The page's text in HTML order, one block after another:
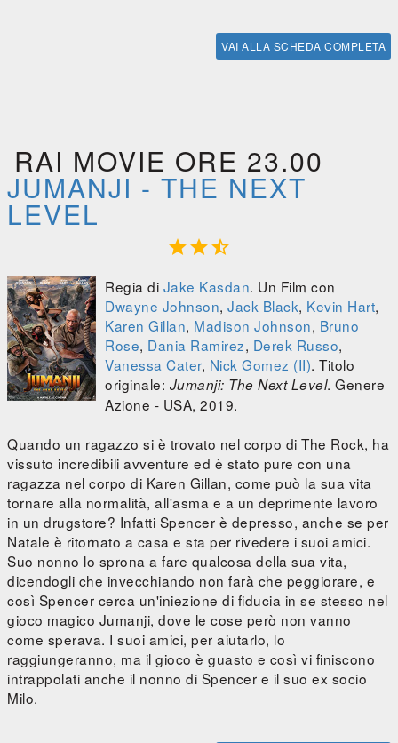
VAI ALLA SCHEDA COMPLETA
RAI MOVIE ORE 23.00
JUMANJI - THE NEXT
LEVEL

Regia di Jake Kasdan. Un Film con
Dwayne Johnson, Jack Black, Kevin Hart,
Karen Gillan, Madison Johnson, Bruno
Rose, Dania Ramirez, Derek Russo,
Vanessa Cater, Nick Gomez (II). Titolo
originale: Jumanji: The Next Level. Genere
Azione - USA, 2019.
Quando un ragazzo si è trovato nel corpo di The Rock, ha
vissuto incredibili avventure ed è stato pure con una
ragazza nel corpo di Karen Gillan, come può la sua vita
tornare alla normalità, all'asma e a un deprimente lavoro
in un drugstore? Infatti Spencer è depresso, anche se per
Natale è ritornato a casa e sta per rivedere i suoi amici.
Suo nonno lo sprona a fare qualcosa della sua vita,
dicendogli che invecchiando non farà che peggiorare, e
così Spencer cerca un'iniezione di fiducia in se stesso nel
gioco magico Jumanji, dove le cose però non vanno
come sperava. I suoi amici, per aiutarlo, lo
raggiungeranno, ma il gioco è guasto e così vi finiscono
intrappolati anche il nonno di Spencer e il suo ex socio
Milo.